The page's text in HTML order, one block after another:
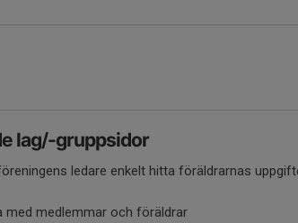
lag/-gruppsidor
ledare enkelt hitta föräldrarnas
med medlemmar och föräldrar